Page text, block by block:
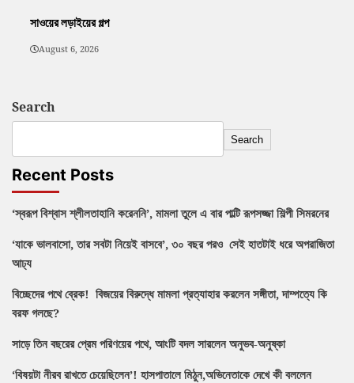
সাওয়ের লড়াইয়ের গল্প
August 6, 2026
Search
Search
Recent Posts
‘স্বরূপ বিশ্বাস শ্লীলতাহানি করেননি’, মামলা তুলে এ বার পাল্টি রূপসজ্জা শিল্পী সিমরনের
‘যাকে ভালবাসো, তার সবটা নিয়েই বাসবে’, ৩০ বছর পরও সেই হাতটাই ধরে অপরাজিতা
আঢ্য
বিচ্ছেদের পথে ব্রেক! বিজয়ের বিরুদ্ধে মামলা প্রত্যাহার করলেন সঙ্গীতা, দাম্পত্যে কি
বরফ গলছে?
সাড়ে তিন বছরের প্রেম পরিণয়ের পথে, আংটি বদল সারলেন অনুভব-অনুষ্কা
‘বিষয়টা নীরব রাখতে চেয়েছিলেন’! হাসপাতালে মিঠুন,অভিনেতাকে দেখে কী বললেন